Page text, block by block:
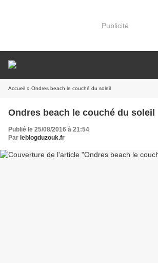
Publicité
Accueil » Ondres beach le couché du soleil
Ondres beach le couché du soleil
Publié le 25/08/2016 à 21:54
Par leblogduzouk.fr